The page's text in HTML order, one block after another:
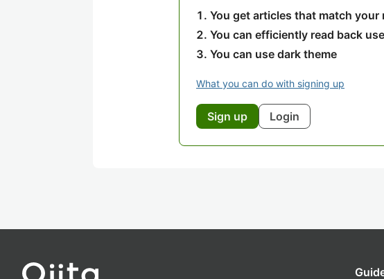
You get articles that match your
You can efficiently read back
You can use dark theme
What you can do with signing up
Sign up Login